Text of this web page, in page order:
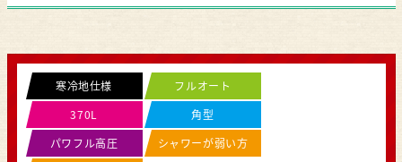
寒冷地仕様
フルオート
370L
角型
パワフル高圧
シャワーが弱い方